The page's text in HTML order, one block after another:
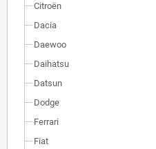
Citroën
Dacia
Daewoo
Daihatsu
Datsun
Dodge
Ferrari
Fiat